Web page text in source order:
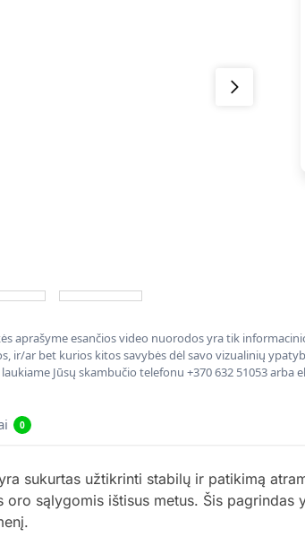
aprašyme esančios video nuorodos yra tik
ir/ar bet kurios kitos savybės dėl savo vizualinių
Jūsų skambučio telefonu +370 632 51053 arba
0
sukurtas užtikrinti stabilų ir patikimą
sąlygomis ištisus metus. Šis